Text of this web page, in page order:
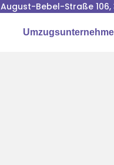
August-Bebel-Straße 106,